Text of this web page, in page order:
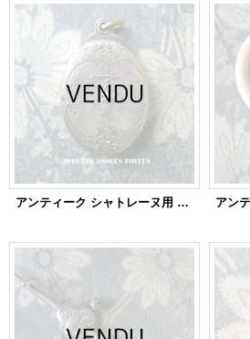
アンティーク シャトレーヌ用 ミラー リボンが結ばれた薔薇の花かご